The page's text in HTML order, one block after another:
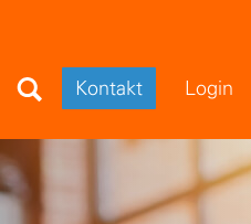
Search Field
Kontakt Login